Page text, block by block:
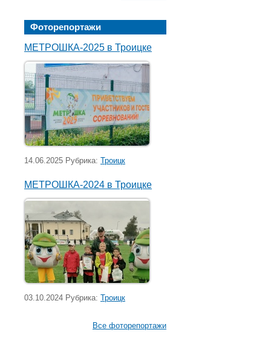
Фоторепортажи
МЕТРОШКА-2025 в Троицке
14.06.2025 Рубрика: Троицк
МЕТРОШКА-2024 в Троицке
03.10.2024 Рубрика: Троицк
Все фоторепортажи